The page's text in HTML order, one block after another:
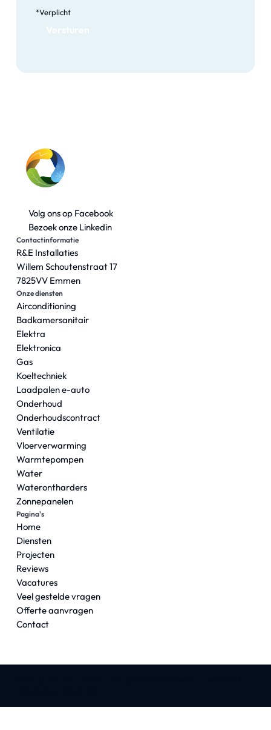
*Verplicht
Volg ons op Facebook
Bezoek onze Linkedin
Contactinformatie
R&E Installaties
Willem Schoutenstraat 17
7825VV Emmen
Onze diensten
Airconditioning
Badkamersanitair
Elektra
Elektronica
Gas
Koeltechniek
Laadpalen e-auto
Onderhoud
Onderhoudscontract
Ventilatie
Vloerverwarming
Warmtepompen
Water
Waterontharders
Zonnepanelen
Pagina's
Home
Diensten
Projecten
Reviews
Vacatures
Veel gestelde vragen
Offerte aanvragen
Contact